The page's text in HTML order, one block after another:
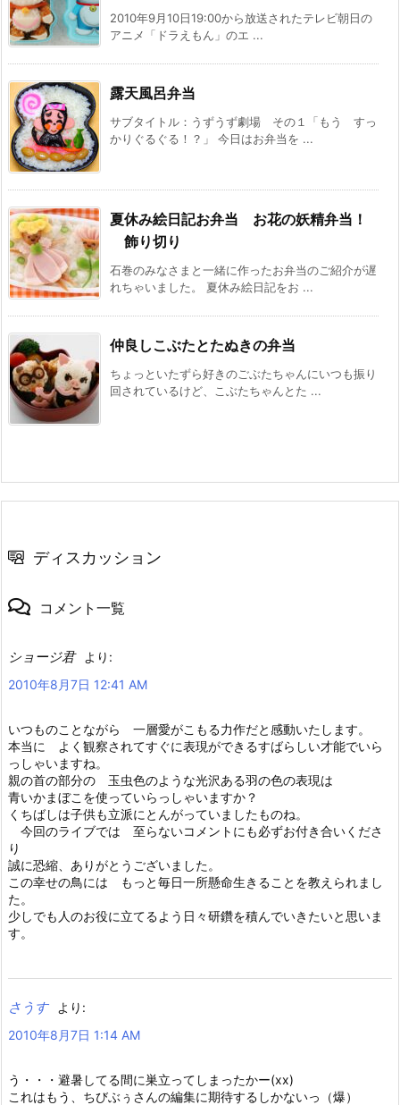
2010年9月10日19:00から放送されたテレビ朝日の
アニメ「ドラえもん」のエ ...
露天風呂弁当
サブタイトル：うずうず劇場 その１「もう すっ
かりぐるぐる！？」 今日はお弁当を ...
夏休み絵日記お弁当 お花の妖精弁当！
飾り切り
石巻のみなさまと一緒に作ったお弁当のご紹介が遅
れちゃいました。 夏休み絵日記をお ...
仲良しこぶたとたぬきの弁当
ちょっといたずら好きのごぶたちゃんにいつも振り
回されているけど、こぶたちゃんとた ...
ディスカッション
コメント一覧
ショージ君
より:
2010年8月7日 12:41 AM
いつものことながら 一層愛がこもる力作だと感動いたします。
本当に よく観察されてすぐに表現ができるすばらしい才能でいら
っしゃいますね。
親の首の部分の 玉虫色のような光沢ある羽の色の表現は
青いかまぼこを使っていらっしゃいますか？
くちばしは子供も立派にとんがっていましたものね。
今回のライブでは 至らないコメントにも必ずお付き合いくださ
り
誠に恐縮、ありがとうございました。
この幸せの鳥には もっと毎日一所懸命生きることを教えられまし
た。
少しでも人のお役に立てるよう日々研鑽を積んでいきたいと思いま
す。
さうす
より:
2010年8月7日 1:14 AM
う・・・避暑してる間に巣立ってしまったかー(xx)
これはもう、ちびぶぅさんの編集に期待するしかないっ（爆）